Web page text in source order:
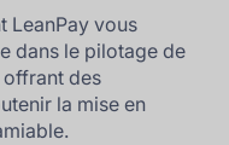
LeanPay vous
dans le pilotage de
des
la mise en